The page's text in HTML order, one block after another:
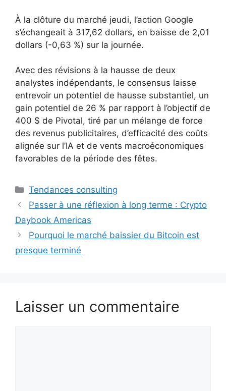
À la clôture du marché jeudi, l’action Google
s’échangeait à 317,62 dollars, en baisse de 2,01
dollars (-0,63 %) sur la journée.
Avec des révisions à la hausse de deux
analystes indépendants, le consensus laisse
entrevoir un potentiel de hausse substantiel, un
gain potentiel de 26 % par rapport à l’objectif de
400 $ de Pivotal, tiré par un mélange de force
des revenus publicitaires, d’efficacité des coûts
alignée sur l’IA et de vents macroéconomiques
favorables de la période des fêtes.
Catégories
Tendances consulting
Passer à une réflexion à long terme : Crypto
Daybook Americas
Pourquoi le marché baissier du Bitcoin est
presque terminé
Laisser un commentaire